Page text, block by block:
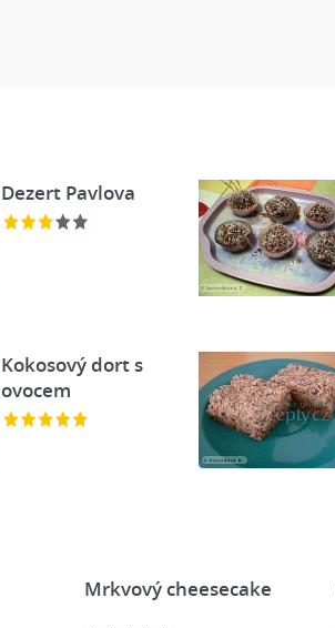
Dezert Pavlova
Kokosový dort s
ovocem
Mrkvový cheesecake